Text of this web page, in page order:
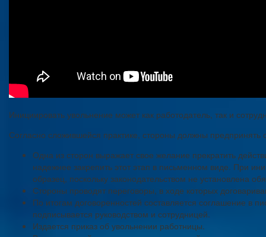
Инициировать увольнение может как работодатель, так и
Согласно сложившейся практике, стороны должны
Одна из сторон выражает свое желание прекратить
надежнее закрепить этот этап в письменном виде. При
образец, поскольку законодательством не установлена
Стороны проводят переговоры, в ходе которых
По итогам договоренностей составляется соглашение в
подписывается руководством и сотрудницей.
Издается приказ об увольнении работницы.